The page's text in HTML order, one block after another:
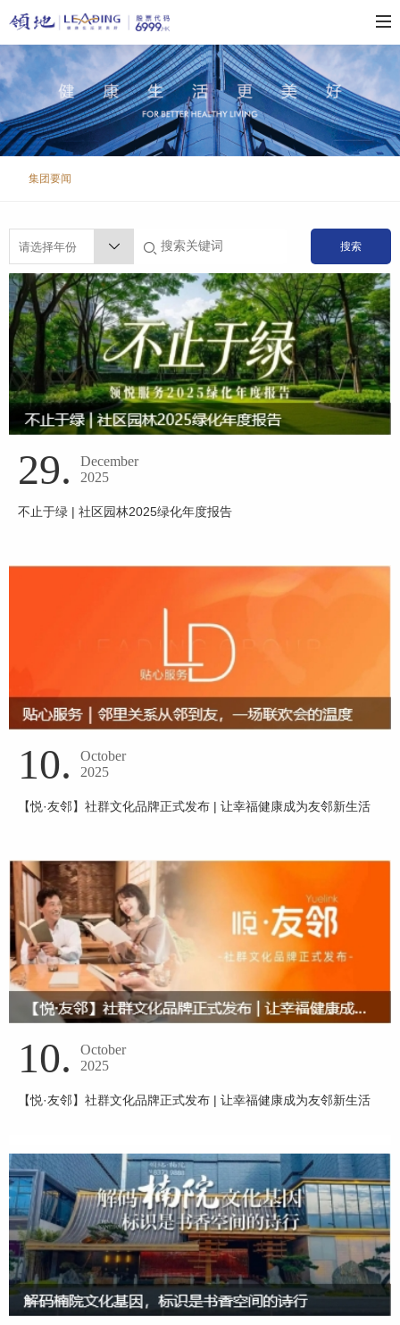
集团要闻
搜索
29.
December
2025
不止于绿 | 社区园林2025绿化年度报告
10.
October
2025
【悦·友邻】社群文化品牌正式发布 | 让幸福健康成为友邻新生活
10.
October
2025
【悦·友邻】社群文化品牌正式发布 | 让幸福健康成为友邻新生活